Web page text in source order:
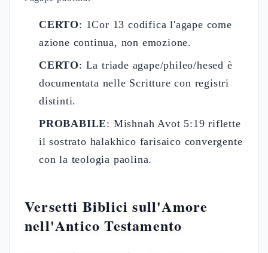
CERTO: 1Cor 13 codifica l'agape come
azione continua, non emozione.
CERTO: La triade agape/phileo/hesed è
documentata nelle Scritture con registri
distinti.
PROBABILE: Mishnah Avot 5:19 riflette
il sostrato halakhico farisaico convergente
con la teologia paolina.
Versetti Biblici sull'Amore
nell'Antico Testamento